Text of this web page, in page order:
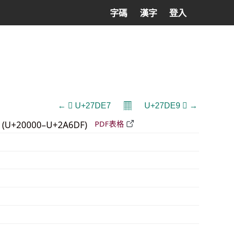
字碼 漢字 登入
← 𧷧 U+27DE7 𝄜 U+27DE9 𧷩 →
(U+20000–U+2A6DF) PDF表格